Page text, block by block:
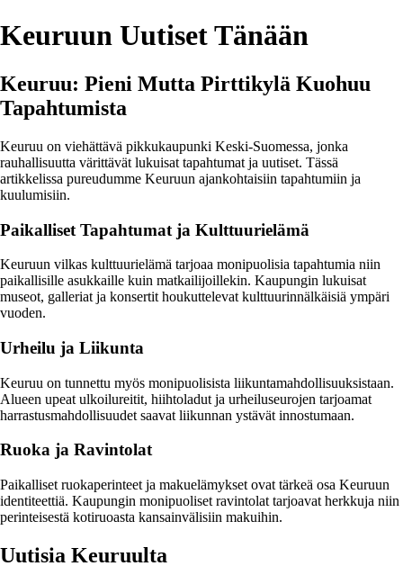
Keuruun Uutiset Tänään
Keuruu: Pieni Mutta Pirttikylä Kuohuu
Tapahtumista
Keuruu on viehättävä pikkukaupunki Keski-Suomessa, jonka
rauhallisuutta värittävät lukuisat tapahtumat ja uutiset. Tässä
artikkelissa pureudumme Keuruun ajankohtaisiin tapahtumiin ja
kuulumisiin.
Paikalliset Tapahtumat ja Kulttuurielämä
Keuruun vilkas kulttuurielämä tarjoaa monipuolisia tapahtumia niin
paikallisille asukkaille kuin matkailijoillekin. Kaupungin lukuisat
museot, galleriat ja konsertit houkuttelevat kulttuurinnälkäisiä ympäri
vuoden.
Urheilu ja Liikunta
Keuruu on tunnettu myös monipuolisista liikuntamahdollisuuksistaan.
Alueen upeat ulkoilureitit, hiihtoladut ja urheiluseurojen tarjoamat
harrastusmahdollisuudet saavat liikunnan ystävät innostumaan.
Ruoka ja Ravintolat
Paikalliset ruokaperinteet ja makuelämykset ovat tärkeä osa Keuruun
identiteettiä. Kaupungin monipuoliset ravintolat tarjoavat herkkuja niin
perinteisestä kotiruoasta kansainvälisiin makuihin.
Uutisia Keuruulta